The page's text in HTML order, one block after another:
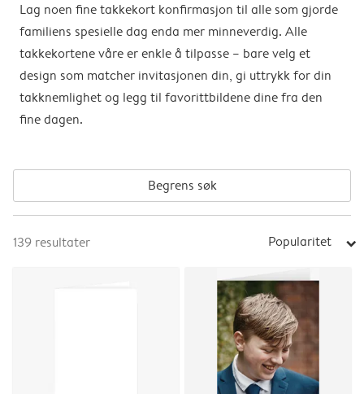
Lag noen fine takkekort konfirmasjon til alle som gjorde
familiens spesielle dag enda mer minneverdig. Alle
takkekortene våre er enkle å tilpasse – bare velg et
design som matcher invitasjonen din, gi uttrykk for din
takknemlighet og legg til favorittbildene dine fra den
fine dagen.
Begrens søk
139 resultater Popularitet arrow_right